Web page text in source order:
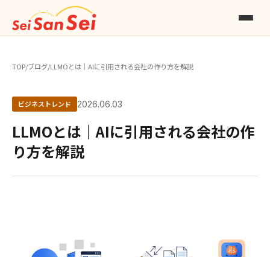
TOP/ブログ/LLMOとは｜AIに引用される会社の作り方を解説
ビジネストレンド 2026.06.03
LLMOとは｜AIに引用される会社の作
り方を解説